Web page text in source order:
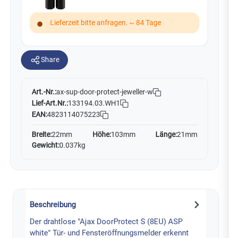
Lieferzeit bitte anfragen. ~ 84 Tage
Share
Art.-Nr.:ax-sup-door-protect-jeweller-w
Lief-Art.Nr.:133194.03.WH1
EAN:4823114075223
Breite:22mm Höhe:103mm Länge:21mm
Gewicht:0.037kg
Beschreibung
Der drahtlose "Ajax DoorProtect S (8EU) ASP
white" Tür- und Fensteröffnungsmelder erkennt